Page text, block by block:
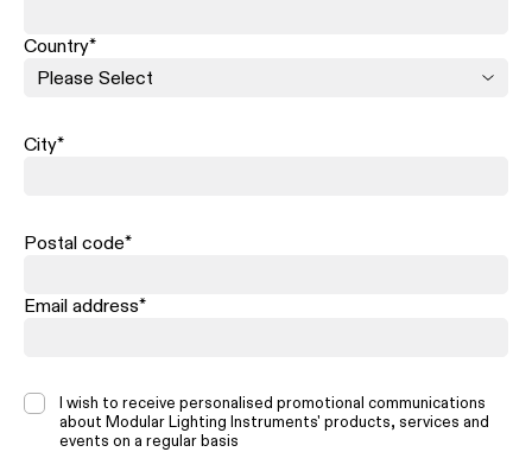
Country*
City*
Postal code*
Email address*
I wish to receive personalised promotional communications
about Modular Lighting Instruments' products, services and
events on a regular basis